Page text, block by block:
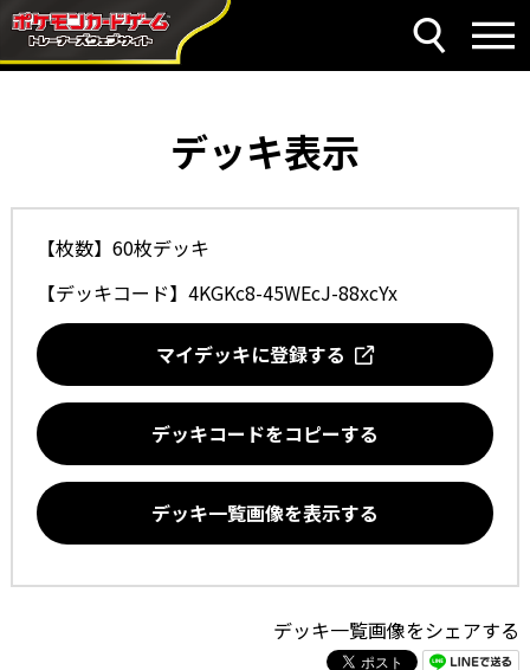
デッキ表示
【枚数】60枚デッキ
【デッキコード】 4KGKc8-45WEcJ-88xcYx
マイデッキに登録する
デッキコードをコピーする
デッキ一覧画像を表示する
デッキ一覧画像をシェアする